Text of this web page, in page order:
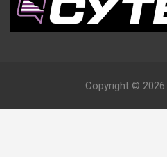
Copyright © 2026